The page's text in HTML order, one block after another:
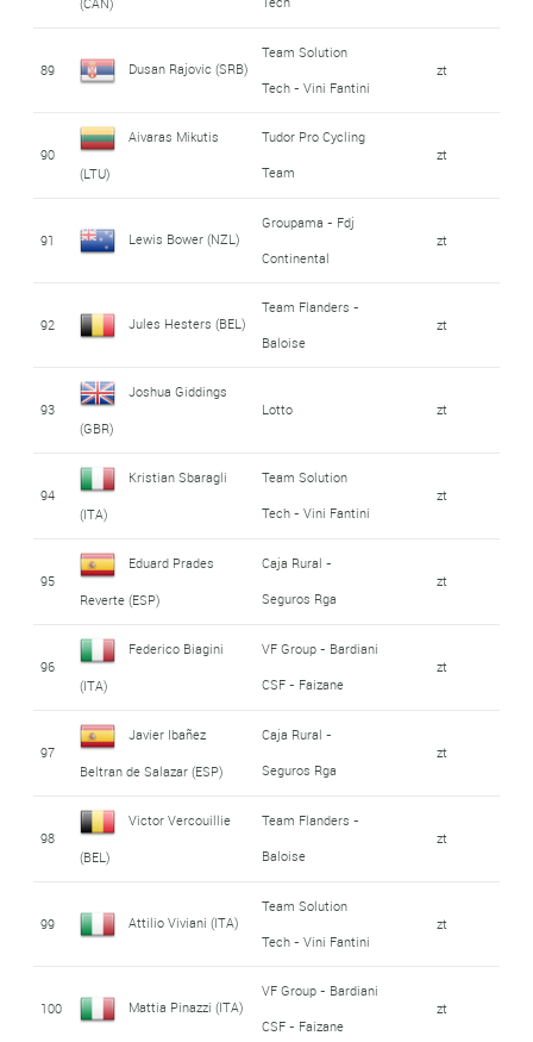
89 Dusan Rajovic (SRB)
Team Solution
Tech - Vini Fantini
zt
90
Aivaras Mikutis
(LTU)
Tudor Pro Cycling
Team
zt
91 Lewis Bower (NZL)
Groupama - Fdj
Continental
zt
92 Jules Hesters (BEL)
Team Flanders -
Baloise
zt
93
Joshua Giddings
(GBR)
Lotto zt
94
Kristian Sbaragli
(ITA)
Team Solution
Tech - Vini Fantini
zt
95
Eduard Prades
Reverte (ESP)
Caja Rural -
Seguros Rga
zt
96
Federico Biagini
(ITA)
VF Group - Bardiani
CSF - Faizane
zt
97
Javier Ibañez
Beltran de Salazar (ESP)
Caja Rural -
Seguros Rga
zt
98
Victor Vercouillie
(BEL)
Team Flanders -
Baloise
zt
99 Attilio Viviani (ITA)
Team Solution
Tech - Vini Fantini
zt
100 Mattia Pinazzi (ITA)
VF Group - Bardiani
CSF - Faizane
zt